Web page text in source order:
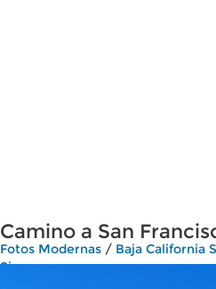
Camino a San
Fotos Modernas / Baja California
Sierra